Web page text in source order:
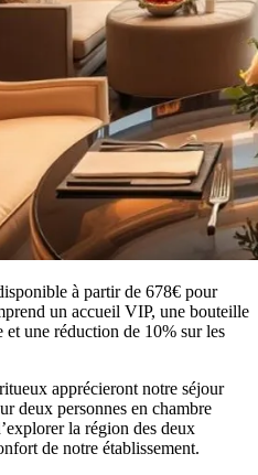
à partir de 678€ pour
un accueil VIP, une bouteille
et une réduction de 10% sur les
apprécieront notre séjour
deux personnes en chambre
la région des deux
de notre établissement.